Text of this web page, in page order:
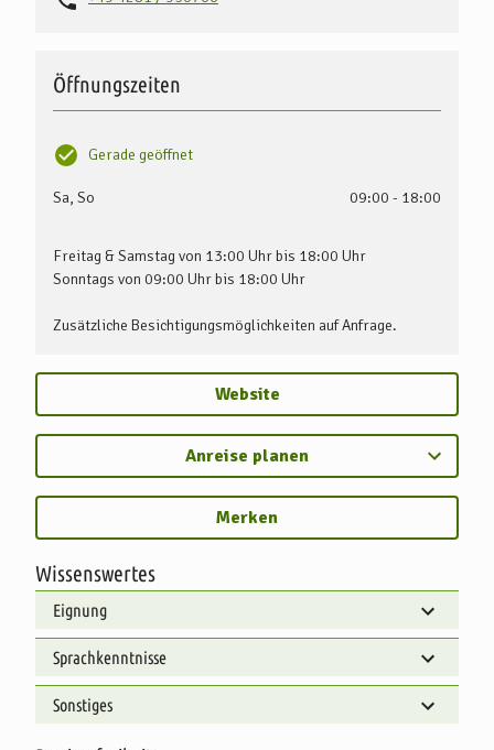
Wissenswertes
Eignung
Sprachkenntnisse
Sonstiges
Öffnungszeiten
Gerade geöffnet
Sa, So 09:00 - 18:00
Freitag & Samstag von 13:00 Uhr bis 18:00 Uhr
Sonntags von 09:00 Uhr bis 18:00 Uhr
Zusätzliche Besichtigungsmöglichkeiten auf Anfrage.
Website
Anreise planen
Merken